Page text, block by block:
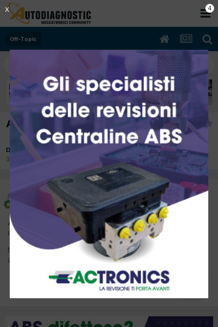
Off-Topic
APPELLO ANTICORRUZIONE
Da delfino
30 Settembre 2012
delfino
Inviato 30 Settembre 2012
A chi interessa La Repubblica.it promuove questo appello per la
legge anticorruzione.
http://temi.repubblica.it/repubblica-appello/?
action=vediappello&idappello=391270&ref=HRER2-1
3
X